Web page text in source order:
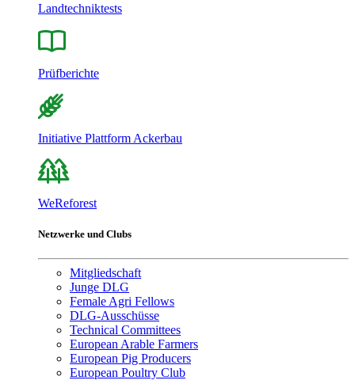
Landtechniktests
Prüfberichte
Initiative Plattform Ackerbau
WeReforest
Netzwerke und Clubs
Mitgliedschaft
Junge DLG
Female Agri Fellows
DLG-Ausschüsse
Technical Committees
European Arable Farmers
European Pig Producers
European Poultry Club